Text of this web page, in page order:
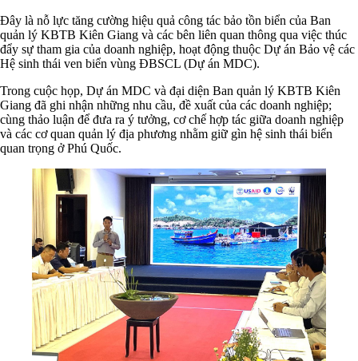
Đây là nỗ lực tăng cường hiệu quả công tác bảo tồn biển của Ban
quản lý KBTB Kiên Giang và các bên liên quan thông qua việc thúc
đẩy sự tham gia của doanh nghiệp, hoạt động thuộc Dự án Bảo vệ các
Hệ sinh thái ven biển vùng ĐBSCL (Dự án MDC).
Trong cuộc họp, Dự án MDC và đại diện Ban quản lý KBTB Kiên
Giang đã ghi nhận những nhu cầu, đề xuất của các doanh nghiệp;
cùng thảo luận để đưa ra ý tưởng, cơ chế hợp tác giữa doanh nghiệp
và các cơ quan quản lý địa phương nhằm giữ gìn hệ sinh thái biển
quan trọng ở Phú Quốc.